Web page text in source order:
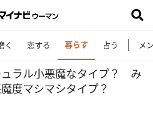
く 恋する 暮らす 占う メ
ュラル小悪魔なタイプ？ み
度マシマシタイプ？